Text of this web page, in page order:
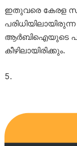
ഇതുവരെ കേരള
ആർബിഐയുടെ
കീഴിലായിരിക്കും.